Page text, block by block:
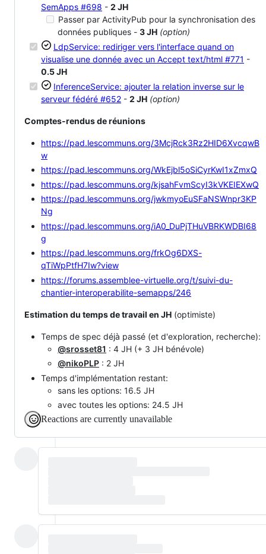
SemApps #698 - 2 JH
Passer par ActivityPub pour la synchronisation des
données publiques - 3 JH (option)
LdpService: rediriger vers l'interface quand on
visualise une donnée avec un Accept text/html #771 -
0.5 JH
InferenceService: ajouter la relation inverse sur le
serveur fédéré #652 - 2 JH (option)
Comptes-rendus de réunions
https://pad.lescommuns.org/3McjRck3Rz2HID6XvcqwB
w
https://pad.lescommuns.org/WkEjbl5oSiCyrKwI1xZmxQ
https://pad.lescommuns.org/kjsahFvmScyI3kVKEIEXwQ
https://pad.lescommuns.org/jwkmyoEuSFaNSWnpr3KP
Ng
https://pad.lescommuns.org/iA0_DuPjTHuVBRKWDBI68
g
https://pad.lescommuns.org/frkOg6DXS-
qTiWpPtfH7Iw?view
https://forums.assemblee-virtuelle.org/t/suivi-du-
chantier-interoperabilite-semapps/246
Estimation du temps de travail en JH (optimiste)
Temps de spec déjà passé (et d'exploration, recherche):
@srosset81 : 4 JH (+ 3 JH bénévole)
@nikoPLP : 2 JH
Temps d'implémentation restant:
sans les options: 16.5 JH
avec toutes les options: 24.5 JH
Reactions are currently unavailable